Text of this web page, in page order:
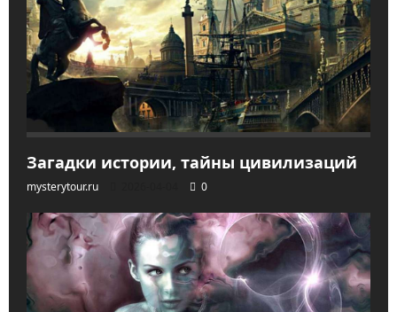
Загадки истории, тайны цивилизаций
mysterytour.ru 0